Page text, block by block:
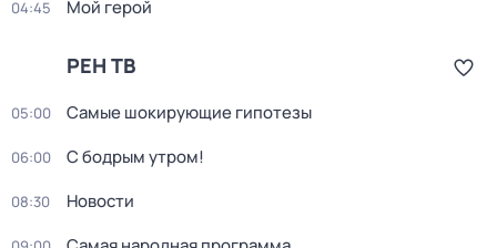
04:45 Мой герой
РЕН ТВ
05:00 Самые шoкиpующие гипотезы
06:00 С бодрым утром!
08:30 Новости